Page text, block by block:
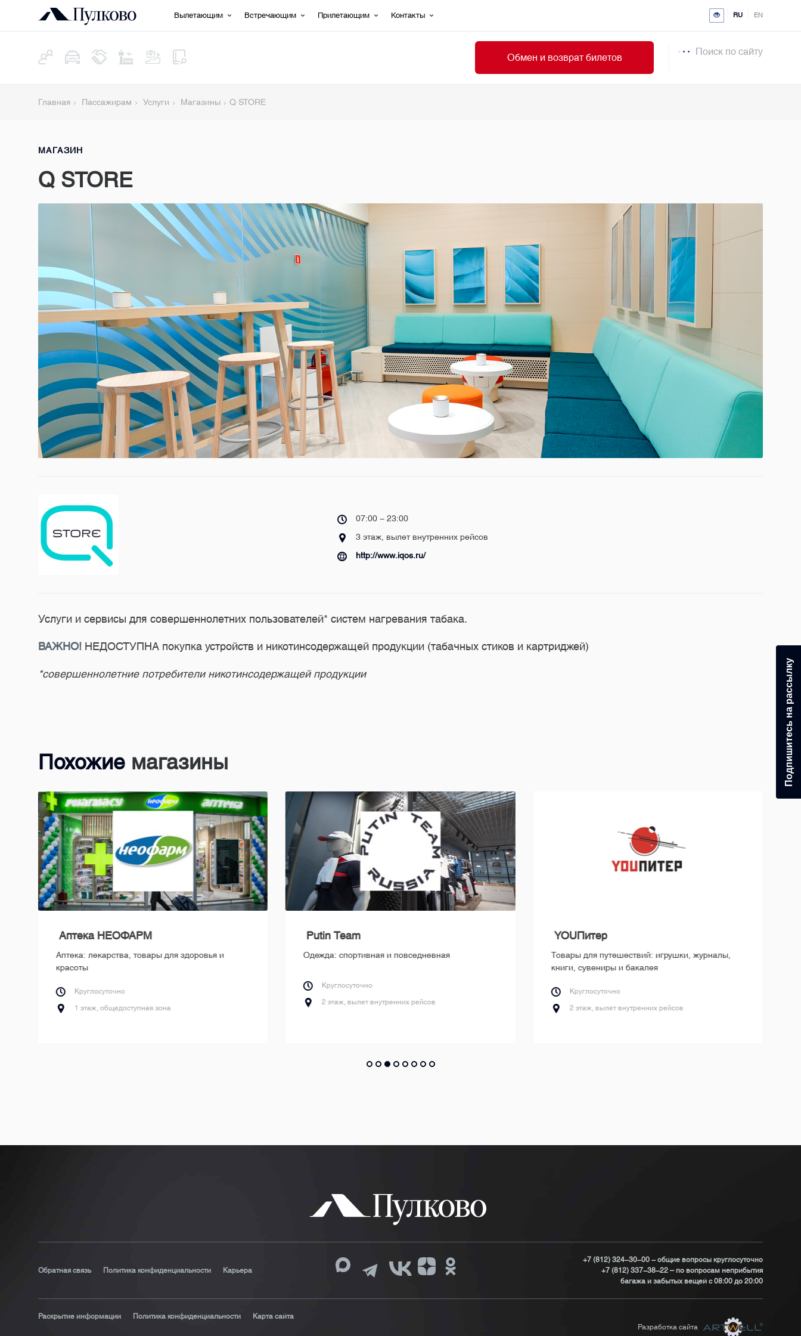
Вылетающим Встречающим Прилетающим Контакты RU EN
Обмен и возврат билетов
Поиск по сайту
Главная Пассажирам Услуги Магазины Q STORE
МАГАЗИН
Q STORE
07:00 - 23:00
3 этаж, вылет внутренних рейсов
http://www.iqos.ru/
Услуги и сервисы для совершеннолетних пользователей* систем нагревания табака.
ВАЖНО! НЕДОСТУПНА покупка устройств и никотинсодержащей продукции (табачных стиков и картриджей)
*совершеннолетние потребители никотинсодержащей продукции
Похожие магазины
Аптека НЕОФАРМ
Аптека: лекарства, товары для здоровья и
красоты
Круглосуточно
1 этаж, общедоступная зона
Putin Team
Одежда: спортивная и повседневная
Круглосуточно
2 этаж, вылет внутренних рейсов
YOUПитер
Товары для путешествий: игрушки, журналы,
книги, сувениры и бакалея
Круглосуточно
2 этаж, вылет внутренних рейсов
Обратная связь Политика конфиденциальности Карьера
+7 (812) 324-30-00 - общие вопросы круглосуточно
+7 (812) 337-38-22 – по вопросам неприбытия
багажа и забытых вещей с 08:00 до 20:00
Раскрытие информации Политика конфиденциальности Карта сайта
Разработка сайта
Подпишитесь на рассылку